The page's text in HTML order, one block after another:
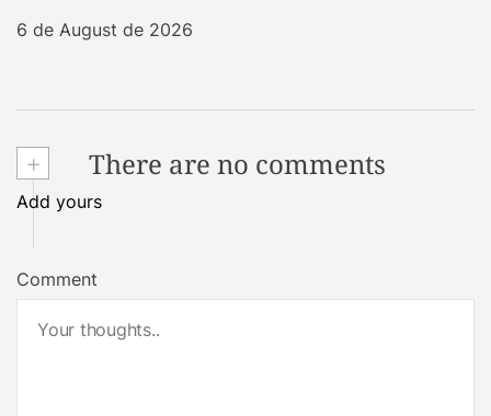
6 de August de 2026
+ There are no comments
Add yours
Comment